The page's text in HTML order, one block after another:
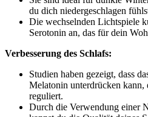
du dich niedergeschlagen
Die wechselnden Lichtspiele
Serotonin an, das für dein
Verbesserung des Schlafs:
Studien haben gezeigt, dass
Melatonin unterdrücken kann,
reguliert.
Durch die Verwendung einer